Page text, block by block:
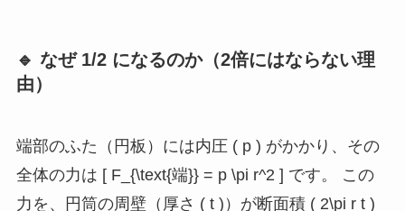
🔹 なぜ 1/2 になるのか（2倍にはならない理
由）
端部のふた（円板）には内圧 ( p ) がかかり、その
全体の力は [ F_{\text{端}} = p \pi r^2 ] です。 この
力を、円筒の周壁（厚さ ( t )）が断面積 ( 2\pi r t )